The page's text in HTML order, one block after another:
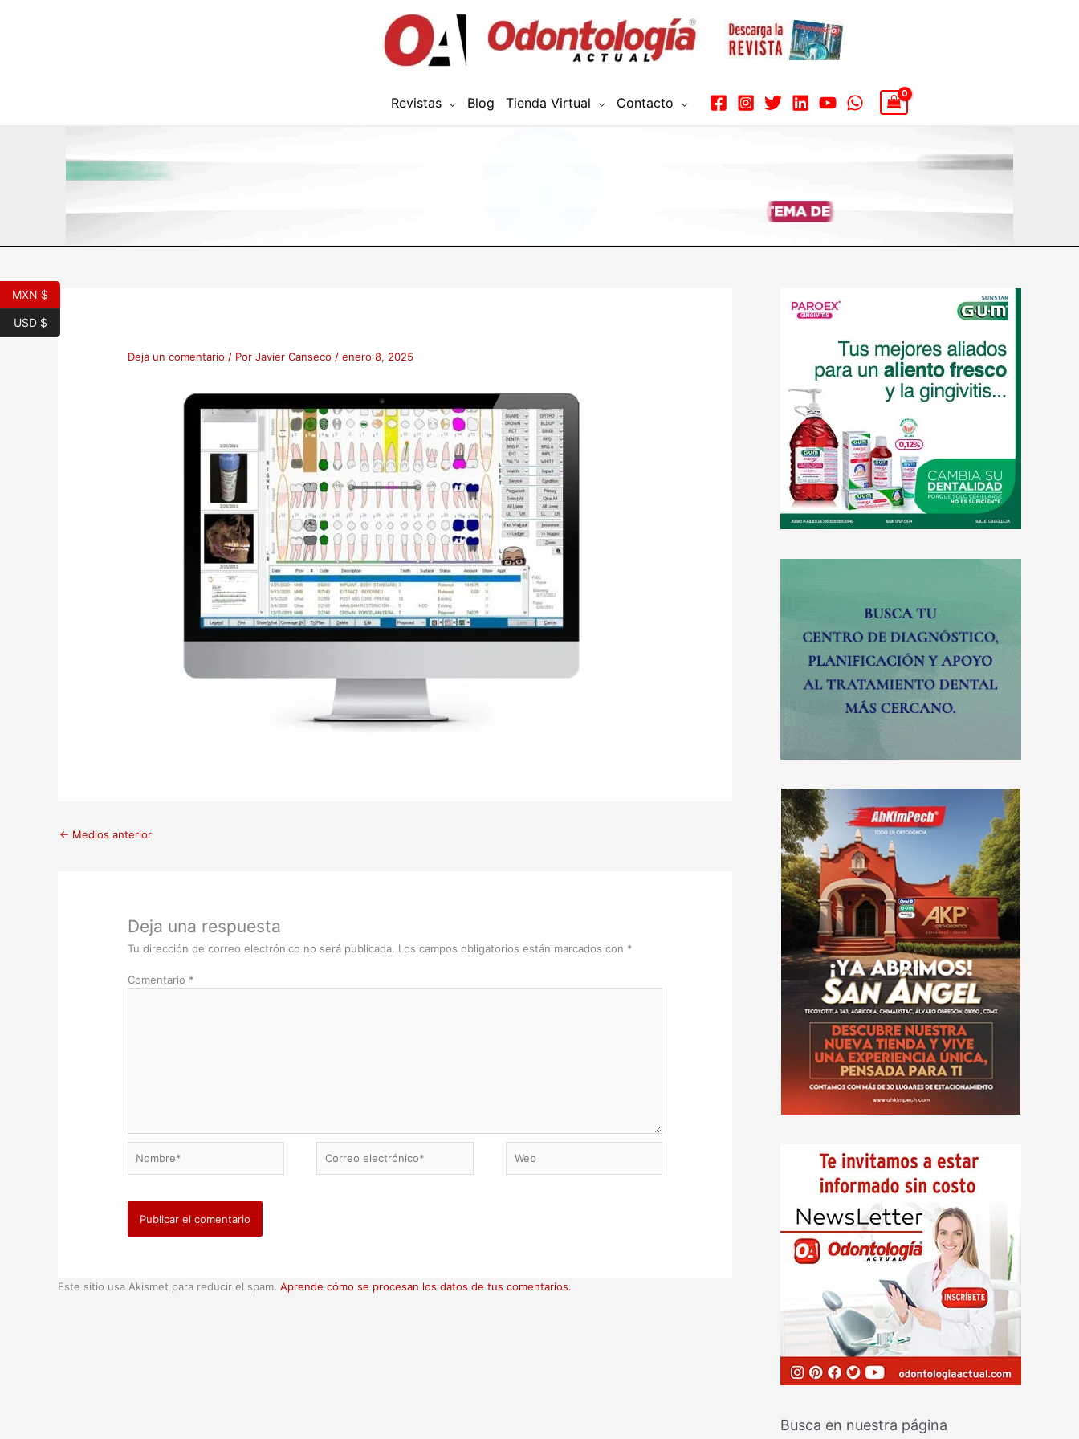
Revistas Blog Tienda Virtual Contacto
Deja un comentario / Por Javier Canseco / enero 8, 2025
← Medios anterior
Deja una respuesta
Tu dirección de correo electrónico no será publicada. Los campos obligatorios están marcados con *
Comentario *
electrónico*
Este sitio usa Akismet para reducir el spam. Aprende cómo se procesan los datos de tus comentarios.
Busca en nuestra página
MXN $
USD $